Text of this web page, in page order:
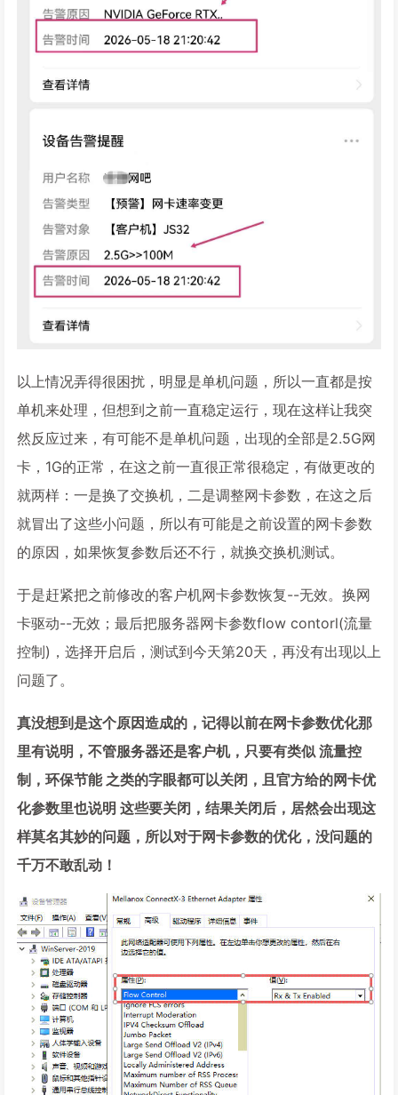
以上情况弄得很困扰，明显是单机问题，所以一直都是按
单机来处理，但想到之前一直稳定运行，现在这样让我突
然反应过来，有可能不是单机问题，出现的全部是2.5G网
卡，1G的正常，在这之前一直很正常很稳定，有做更改的
就两样：一是换了交换机，二是调整网卡参数，在这之后
就冒出了这些小问题，所以有可能是之前设置的网卡参数
的原因，如果恢复参数后还不行，就换交换机测试。
于是赶紧把之前修改的客户机网卡参数恢复--无效。换网
卡驱动--无效；最后把服务器网卡参数flow contorl(流量
控制)，选择开启后，测试到今天第20天，再没有出现以上
问题了。
真没想到是这个原因造成的，记得以前在网卡参数优化那
里有说明，不管服务器还是客户机，只要有类似 流量控
制，环保节能 之类的字眼都可以关闭，且官方给的网卡优
化参数里也说明 这些要关闭，结果关闭后，居然会出现这
样莫名其妙的问题，所以对于网卡参数的优化，没问题的
千万不敢乱动！